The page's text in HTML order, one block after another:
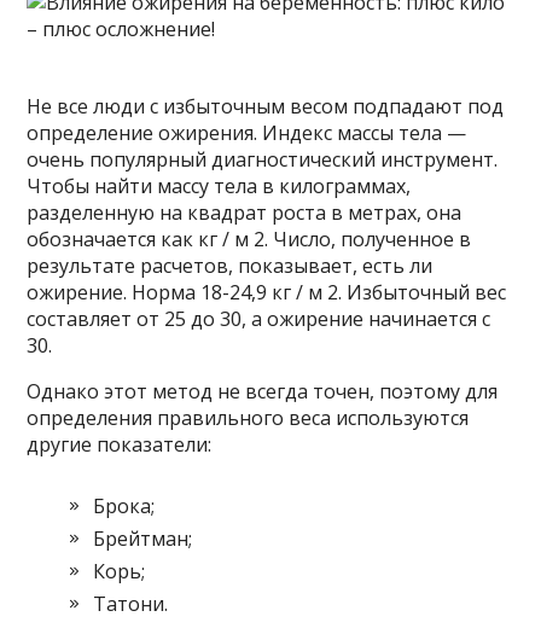
Не все люди с избыточным весом подпадают под
определение ожирения. Индекс массы тела —
очень популярный диагностический инструмент.
Чтобы найти массу тела в килограммах,
разделенную на квадрат роста в метрах, она
обозначается как кг / м 2. Число, полученное в
результате расчетов, показывает, есть ли
ожирение. Норма 18-24,9 кг / м 2. Избыточный вес
составляет от 25 до 30, а ожирение начинается с
30.
Однако этот метод не всегда точен, поэтому для
определения правильного веса используются
другие показатели:
Брока;
Брейтман;
Корь;
Татони.